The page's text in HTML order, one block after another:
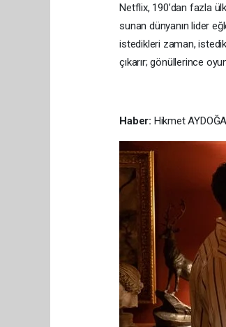
Netflix, 190’dan fazla
sunan dünyanın lider
istedikleri zaman,
çıkarır; gönüllerince
Haber: Hikmet